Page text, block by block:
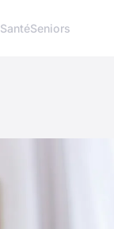
SantéSeniors